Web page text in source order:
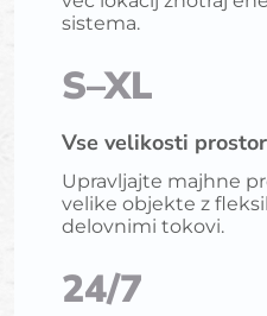
sistema.
S–XL
Vse velikosti
Upravljajte majhne
velike objekte z
delovnimi tokovi.
24/7